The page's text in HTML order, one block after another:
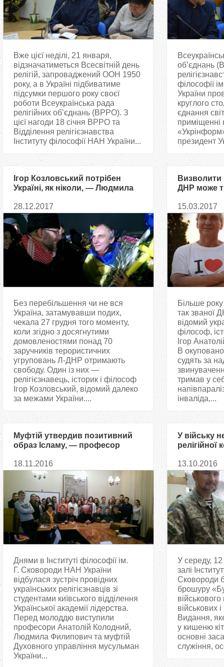
Вже цієї неділі, 21 января,
відзначатиметься Всесвітній день
релігій, запроваджений ООН 1950
року, а в Україні підбиватиме
підсумки першого року своєї
роботи Всеукраїнська рада
релігійних об’єднань (ВРРО). З
цієї нагоди 18 січня ВРРО та
Відділення релігієзнавства
Інституту філософії НАН України...
об’єднань
філософії
України
круглого
єднання
приміщенні
президент
Ігор Козловський потрібен
Україні, як ніколи, — Людмила
28.12.2017
Без перебільшення чи не вся
Україна, затамувавши подих,
чекала 27 грудня того моменту,
коли згідно з досягнутими
домовленостями понад 70
заручників терористичних
угруповань Л-ДНР отримають
свободу. Один із них —
релігієзнавець, історик і філософ
Ігор Козловський, відомий далеко
за межами України....
Визволити
ДНР може
15.03.2017
Більше року
так званої
відомий
філософ,
Ігор
В
судять за
тримав у
інваліда,...
Муфтій утвердив позитивний
образ Ісламу, — професор
18.11.2016
Днями в Інституті філософії ім.
Г. Сковороди НАН України
відбулася зустріч провідних
українських релігієзнавців зі
студентами київського відділення
Української академії лідерства.
Перед молоддю виступили
професори Анатолій Колодний,
Людмила Филипович та муфтій
Духовного управління мусульман
України...
У війську
релігійної
13.10.2016
У середу,
залі
Сковороди
брошуру
військових
Видання,
у кишеню
основні
служіння,